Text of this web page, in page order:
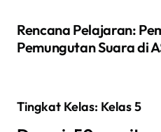
Rencana Pelajaran:
Pemungutan Suara di
Tingkat Kelas: Kelas 5